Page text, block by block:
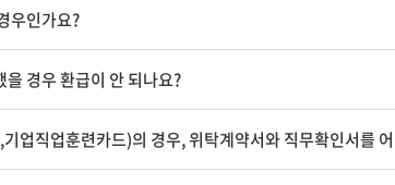
장애아통합
영의 실제
젝트]
있는 문제행동?!
장하는 아이들
는 아이들,
우인가요?
경우 환급이 안 되나요?
업직업훈련카드)의 경우, 위탁계약서와 직무확인서를